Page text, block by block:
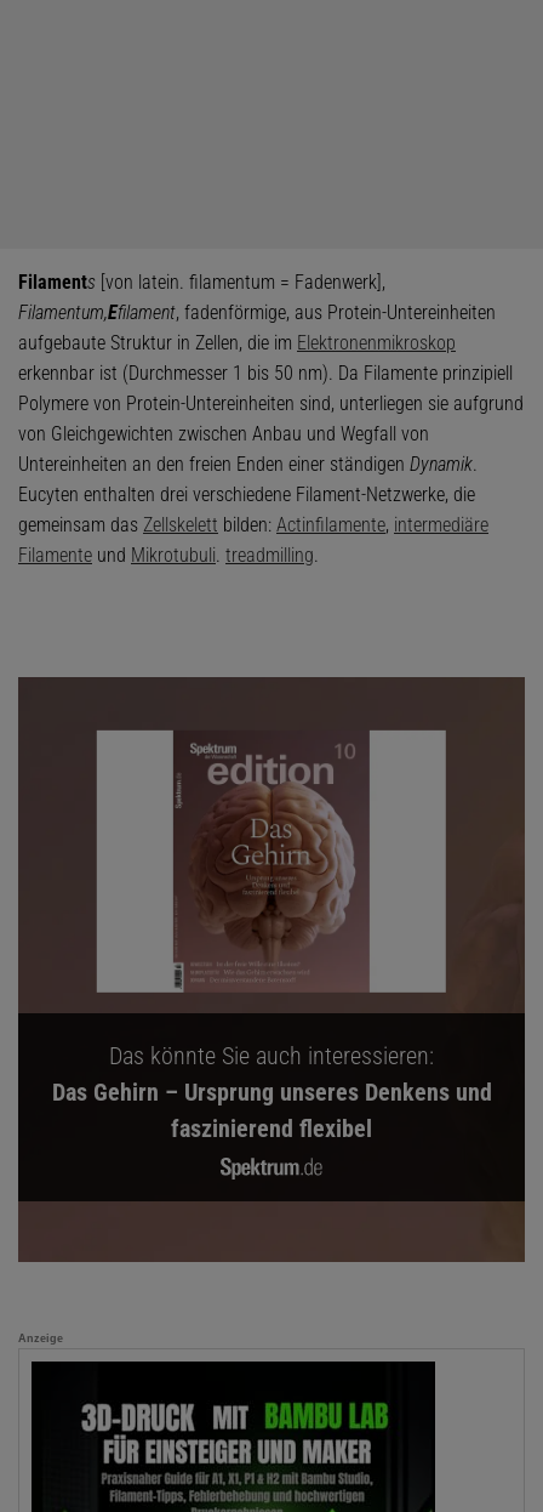
Filaments [von latein. filamentum = Fadenwerk],
Filamentum,Efilament, fadenförmige, aus Protein-Untereinheiten
aufgebaute Struktur in Zellen, die im Elektronenmikroskop
erkennbar ist (Durchmesser 1 bis 50 nm). Da Filamente prinzipiell
Polymere von Protein-Untereinheiten sind, unterliegen sie aufgrund
von Gleichgewichten zwischen Anbau und Wegfall von
Untereinheiten an den freien Enden einer ständigen Dynamik.
Eucyten enthalten drei verschiedene Filament-Netzwerke, die
gemeinsam das Zellskelett bilden: Actinfilamente, intermediäre
Filamente und Mikrotubuli. treadmilling.
Das könnte Sie auch interessieren:
Das Gehirn – Ursprung unseres Denkens und
faszinierend flexibel
Anzeige